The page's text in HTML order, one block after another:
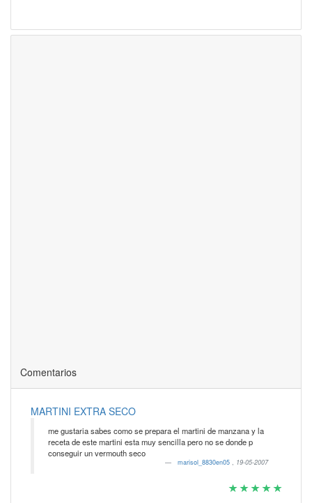
Comentarios
MARTINI EXTRA SECO
me gustaria sabes como se prepara el martini de manzana y la
receta de este martini esta muy sencilla pero no se donde p
conseguir un vermouth seco
marisol_8830en05 , 19-05-2007